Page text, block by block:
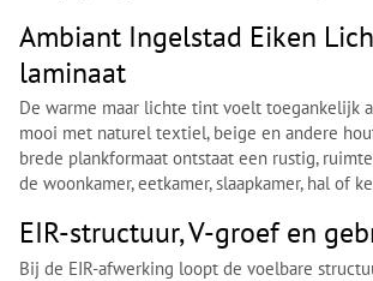
Ambiant Ingelstad Eiken
laminaat
De warme maar lichte tint voelt toegankelijk
mooi met naturel textiel, beige en andere
brede plankformaat ontstaat een rustig,
de woonkamer, eetkamer, slaapkamer, hal of
EIR-structuur, V-groef en
Bij de EIR-afwerking loopt de voelbare